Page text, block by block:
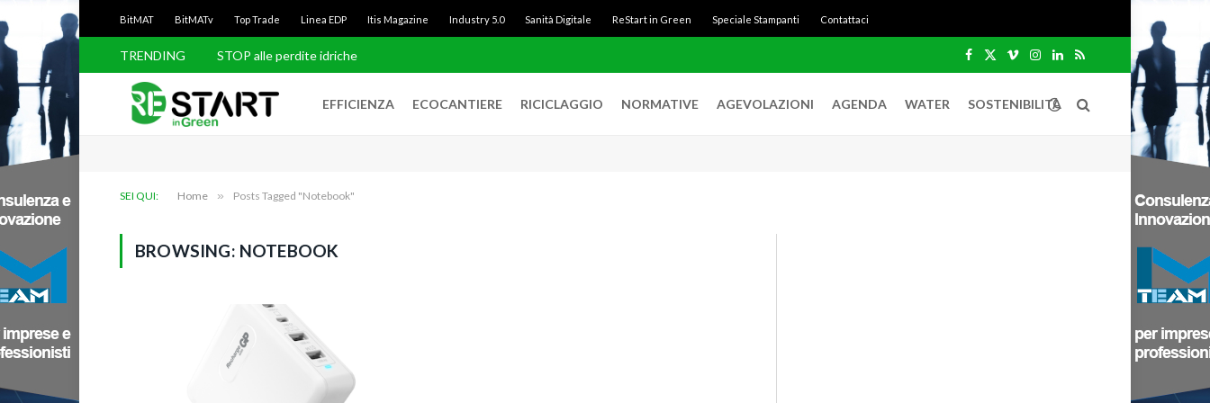
BitMAT BitMATv Top Trade Linea EDP Itis Magazine Industry 5.0 Sanità Digitale ReStart in Green Speciale Stampanti Contattaci
TRENDING STOP alle perdite idriche
Facebook
X
VimeoInstagram
LinkedIn
RSS
EFFICIENZA ECOCANTIERE RICICLAGGIO NORMATIVE AGEVOLAZIONI AGENDA WATER SOSTENIBILITÀ
SEI QUI: Home » Posts Tagged "Notebook"
BROWSING: NOTEBOOK